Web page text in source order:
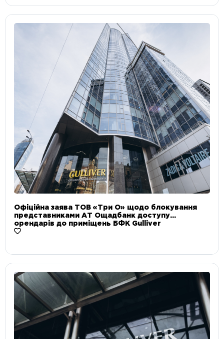
Офіційна заява ТОВ «Три О» щодо блокування
представниками АТ Ощадбанк доступу
орендарів до приміщень БФК Gulliver